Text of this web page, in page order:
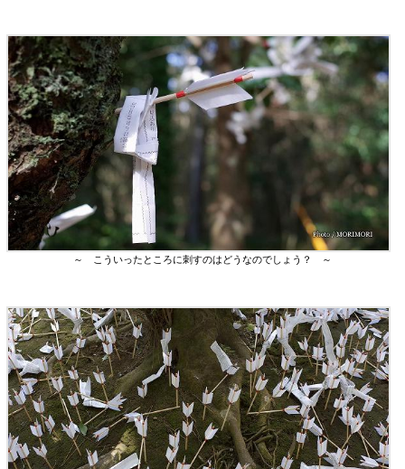
～ こういったところに刺すのはどうなのでしょう？ ～